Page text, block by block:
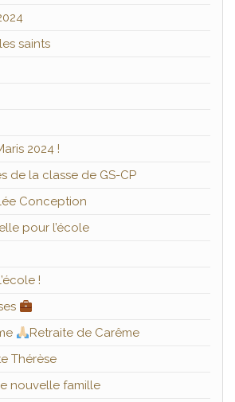
saints
2024 !
de la classe de GS-CP
Conception
pour l’école
!
Retraite de Carême
Thérèse
nouvelle famille